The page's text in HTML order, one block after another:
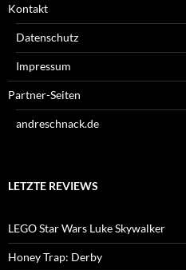
Kontakt
Datenschutz
Impressum
Partner-Seiten
andreschnack.de
LETZTE REVIEWS
LEGO Star Wars Luke Skywalker
Honey Trap: Derby